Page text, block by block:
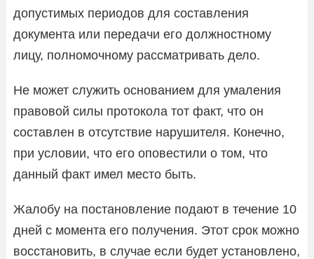
допустимых периодов для составления
документа или передачи его должностному
лицу, полномочному рассматривать дело.
Не может служить основанием для умаления
правовой силы протокола тот факт, что он
составлен в отсутствие нарушителя. Конечно,
при условии, что его оповестили о том, что
данный факт имел место быть.
Жалобу на постановление подают в течение 10
дней с момента его получения. Этот срок можно
восстановить, в случае если будет установлено,